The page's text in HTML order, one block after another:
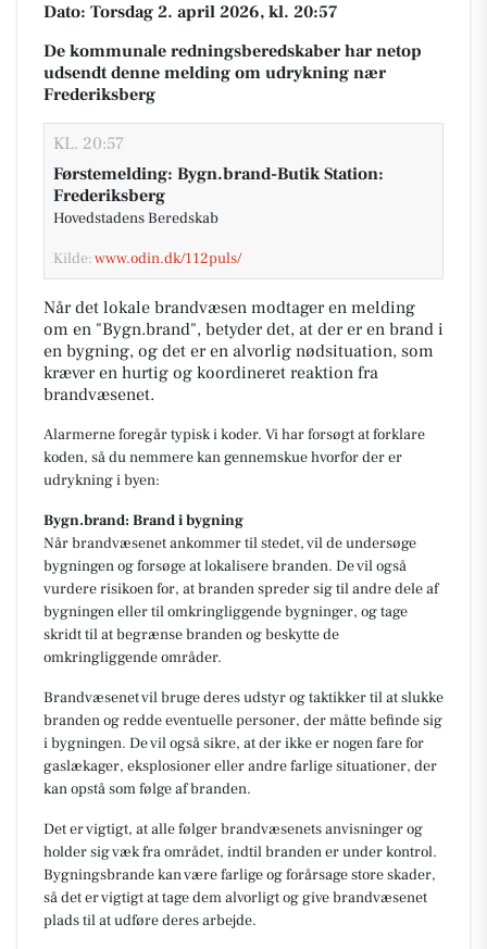
Dato: Torsdag 2. april 2026, kl. 20:57
De kommunale redningsberedskaber har netop
udsendt denne melding om udrykning nær
Frederiksberg
KL. 20:57
Førstemelding: Bygn.brand-Butik Station:
Frederiksberg
Hovedstadens Beredskab
Kilde:www.odin.dk/112puls/
Når det lokale brandvæsen modtager en melding
om en "Bygn.brand", betyder det, at der er en brand i
en bygning, og det er en alvorlig nødsituation, som
kræver en hurtig og koordineret reaktion fra
brandvæsenet.
Alarmerne foregår typisk i koder. Vi har forsøgt at forklare
koden, så du nemmere kan gennemskue hvorfor der er
udrykning i byen:
Bygn.brand: Brand i bygning
Når brandvæsenet ankommer til stedet, vil de undersøge
bygningen og forsøge at lokalisere branden. De vil også
vurdere risikoen for, at branden spreder sig til andre dele af
bygningen eller til omkringliggende bygninger, og tage
skridt til at begrænse branden og beskytte de
omkringliggende områder.
Brandvæsenet vil bruge deres udstyr og taktikker til at slukke
branden og redde eventuelle personer, der måtte befinde sig
i bygningen. De vil også sikre, at der ikke er nogen fare for
gaslækager, eksplosioner eller andre farlige situationer, der
kan opstå som følge af branden.
Det er vigtigt, at alle følger brandvæsenets anvisninger og
holder sig væk fra området, indtil branden er under kontrol.
Bygningsbrande kan være farlige og forårsage store skader,
så det er vigtigt at tage dem alvorligt og give brandvæsenet
plads til at udføre deres arbejde.